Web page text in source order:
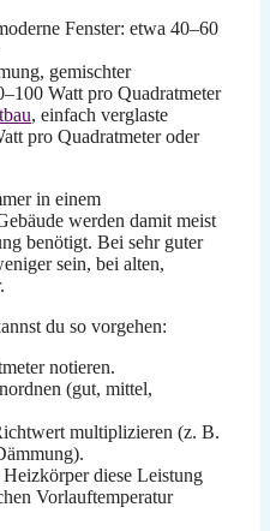
Fenster: etwa 40–60
gemischter
Watt pro Quadratmeter
, einfach verglaste
pro Quadratmeter oder
in einem
werden damit meist
benötigt. Bei sehr guter
sein, bei alten,
du so vorgehen:
notieren.
(gut, mittel,
multiplizieren (z. B.
diese Leistung
Vorlauftemperatur